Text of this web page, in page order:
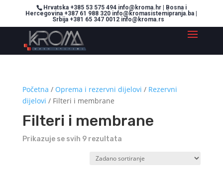
Hrvatska +385 53 575 494 info@kroma.hr | Bosna i
Hercegovina +387 61 988 320 info@kromasistemipranja.ba |
Srbija +381 65 347 0012 info@kroma.rs
Početna / Oprema i rezervni dijelovi / Rezervni
dijelovi / Filteri i membrane
Filteri i membrane
Prikazuje se svih 9 rezultata